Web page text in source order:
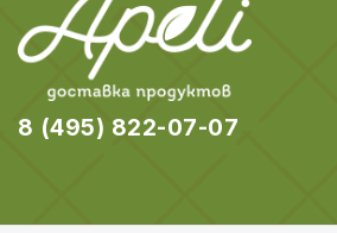
8 (495) 822-07-07